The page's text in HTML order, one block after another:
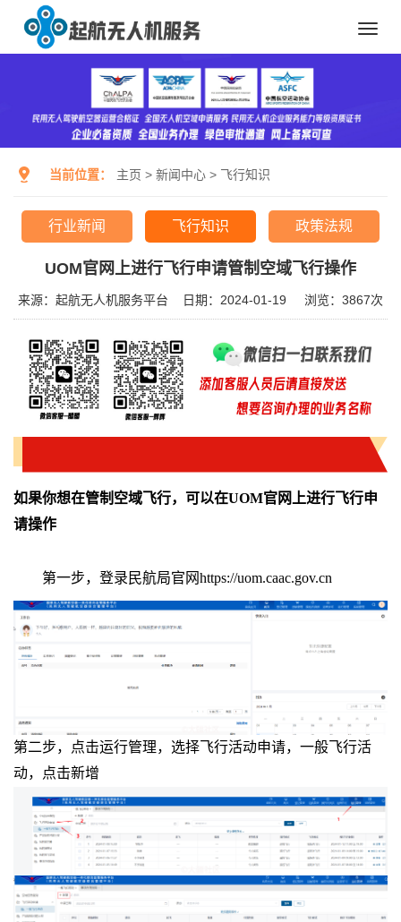
当前位置： 主页 > 新闻中心 > 飞行知识
行业新闻 飞行知识 政策法规
UOM官网上进行飞行申请管制空域飞行操作
来源：起航无人机服务平台 日期：2024-01-19 浏览： 3867次
如果你想在管制空域飞行，可以在UOM官网上进行飞行申
请操作
第一步，登录民航局官网https://uom.caac.gov.cn
第二步，点击运行管理，选择飞行活动申请，一般飞行活
动，点击新增